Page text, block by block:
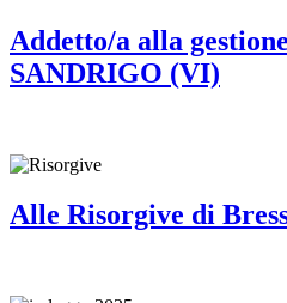
Addetto/a alla
SANDRIGO (VI)
Alle Risorgive di